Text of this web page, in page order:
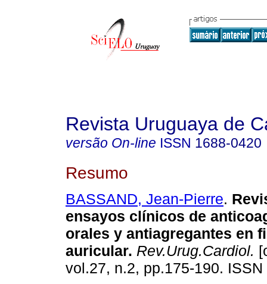
Revista Uruguaya de
versão On-line ISSN 1688-0420
Resumo
BASSAND, Jean-Pierre.
ensayos clínicos de
orales y antiagregantes en
auricular. Rev.Urug.Cardiol.
vol.27, n.2, pp.175-190.